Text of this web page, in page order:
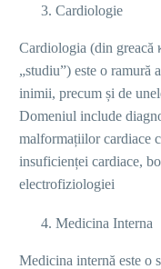
Cardiologie
Cardiologia (din greacă
„studiu”) este o ramură
inimii, precum și de
Domeniul include
malformațiilor cardiace
insuficienței cardiace,
electrofiziologiei
Medicina Interna
Medicina internă este o